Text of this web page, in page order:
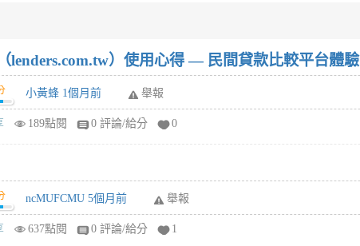
lenders.com.tw）使用心得 — 民間貸款比較平台體驗
小黃蜂 1個月前 舉報
189點閱 0 評論/給分 0
ncMUFCMU 5個月前 舉報
637點閱 0 評論/給分 1